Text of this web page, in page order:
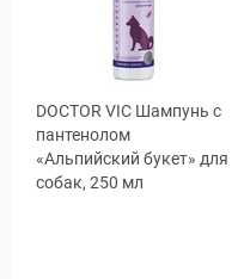
DOCTOR VIC Шампунь с
пантенолом
«Альпийский букет» для
собак, 250 мл